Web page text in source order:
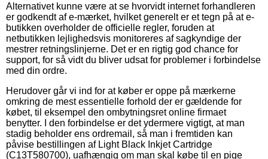
Alternativet kunne være at se hvorvidt internet forhandleren
er godkendt af e-mærket, hvilket generelt er et tegn på at e-
butikken overholder de officielle regler, foruden at
netbutikken lejlighedsvis monitoreres af sagkyndige der
mestrer retningslinjerne. Det er en rigtig god chance for
support, for så vidt du bliver udsat for problemer i forbindelse
med din ordre.
Herudover går vi ind for at køber er oppe på mærkerne
omkring de mest essentielle forhold der er gældende for
købet, til eksempel den ombytningsret online firmaet
benytter. I den forbindelse er det ydermere vigtigt, at man
stadig beholder ens ordremail, så man i fremtiden kan
påvise bestillingen af Light Black Inkjet Cartridge
(C13T580700), uafhængig om man skal købe til en pige